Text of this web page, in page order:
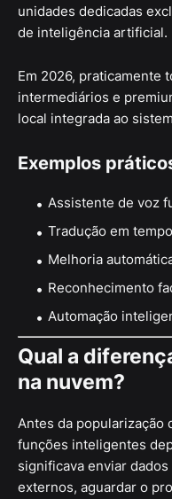
unidades dedicadas
de inteligência artificial.
Em 2026, praticamente
intermediários e
local integrada ao
Exemplos
Assistente de voz
Tradução em
Melhoria
Reconhecimento
Automação
Qual a
na nuvem?
Antes da popularização
funções inteligentes
significava enviar
externos, aguardar o